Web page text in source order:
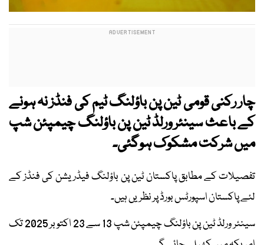
چار رکنی قومی ٹین پن باؤلنگ ٹیم کی فنڈز نہ ہونے
کے باعث سینئر ورلڈ ٹین پن باؤلنگ چیمپئن شپ
میں شرکت مشکوک ہوگئی۔
تفصیلات کے مطابق پاکستان ٹین پن باؤلنگ فیڈریشن کی فنڈز کے
لئے پاکستان اسپورٹس بورڈ پر نظریں ہیں۔
سینئر ورلڈ ٹین پن باؤلنگ چیمپئن شپ 13 سے 23 اکتوبر 2025 تک